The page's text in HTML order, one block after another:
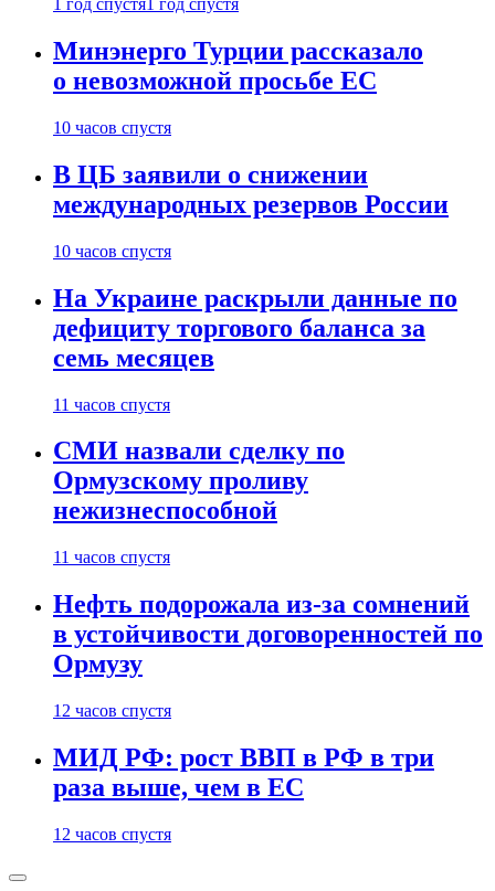
1 год спустя 1 год спустя
Минэнерго Турции рассказало
о невозможной просьбе ЕС
10 часов спустя
В ЦБ заявили о снижении
международных резервов России
10 часов спустя
На Украине раскрыли данные по
дефициту торгового баланса за
семь месяцев
11 часов спустя
СМИ назвали сделку по
Ормузскому проливу
нежизнеспособной
11 часов спустя
Нефть подорожала из-за сомнений
в устойчивости договоренностей по
Ормузу
12 часов спустя
МИД РФ: рост ВВП в РФ в три
раза выше, чем в ЕС
12 часов спустя